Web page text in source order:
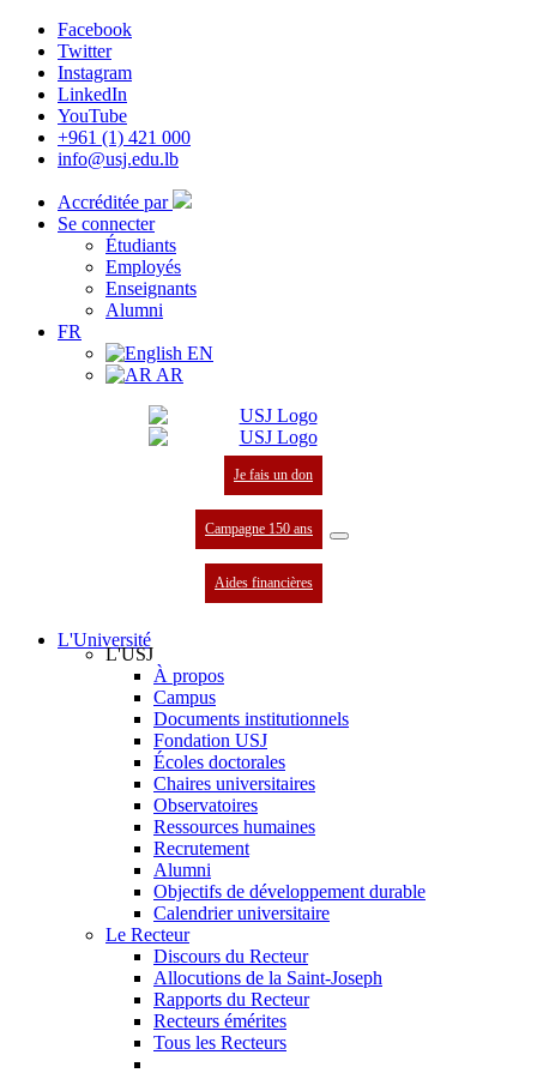
Facebook
Twitter
Instagram
LinkedIn
YouTube
+961 (1) 421 000
info@usj.edu.lb
Accréditée par
Se connecter
Étudiants
Employés
Enseignants
Alumni
FR
EN
AR
Je fais un don
Campagne 150 ans
Aides financières
L'Université
L'USJ
À propos
Campus
Documents institutionnels
Fondation USJ
Écoles doctorales
Chaires universitaires
Observatoires
Ressources humaines
Recrutement
Alumni
Objectifs de développement durable
Calendrier universitaire
Le Recteur
Discours du Recteur
Allocutions de la Saint-Joseph
Rapports du Recteur
Recteurs émérites
Tous les Recteurs